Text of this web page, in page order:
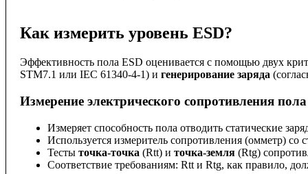
Как измерить уровень ESD?
Эффективность пола ESD оценивается с помощью двух
STM7.1 или IEC 61340-4-1) и генерирование заряда
Измерение электрического сопротивления
Измеряет способность пола отводить статические
Используется измеритель сопротивления (омметр) со
Тесты точка-точка (Rtt) и точка-земля (Rtg)
Соответствие требованиям: Rtt и Rtg, как правило,